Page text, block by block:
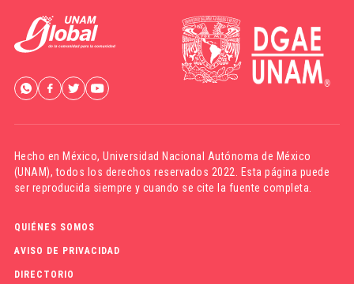
Hecho en México,Universidad Nacional Autónoma de México
(UNAM), todos los derechos reservados 2022. Esta página puede
ser reproducida siempre y cuando se cite la fuente completa.
QUIÉNES SOMOS
AVISO DE PRIVACIDAD
DIRECTORIO